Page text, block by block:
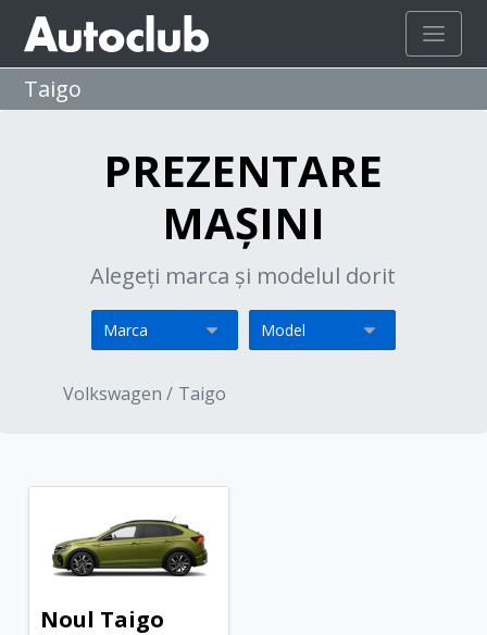
Taigo
PREZENTARE
MAȘINI
Alegeți marca și modelul dorit
Volkswagen / Taigo
Noul Taigo